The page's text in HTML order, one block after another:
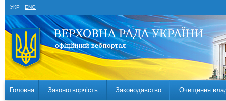
УКР ENG
Головна Законотворчість Законодавство Очищення